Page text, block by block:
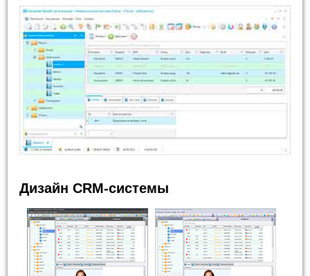
Дизайн CRM-системы